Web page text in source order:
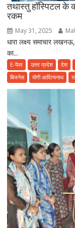
तथास्तु हॉस्पिटल के
रकम
May 31, 2025
धारा लक्ष्य समाचार
का...
E-पेपर उत्तर प्रदेश देश
बिजनेस
योगी आदित्यनाथ